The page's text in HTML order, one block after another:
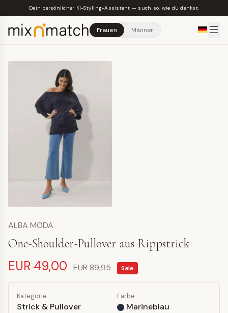
Skip to main content
Dein persönlicher KI-Styling-Assistent — such so, wie du denkst.
Frauen Männer
ALBA MODA
One-Shoulder-Pullover aus Rippstrick
EUR 49,00 EUR 89,95 Sale
Kategorie
Strick & Pullover
Farbe
Marineblau